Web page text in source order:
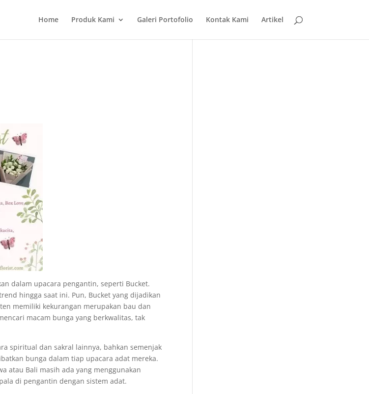
Home Produk Kami Galeri Portofolio Kontak Kami Artikel
dalam upacara pengantin, seperti Bucket.
hingga saat ini. Pun, Bucket yang dijadikan
memiliki kekurangan merupakan bau dan
macam bunga yang berkwalitas, tak
spiritual dan sakral lainnya, bahkan semenjak
bunga dalam tiap upacara adat mereka.
atau Bali masih ada yang menggunakan
di pengantin dengan sistem adat.